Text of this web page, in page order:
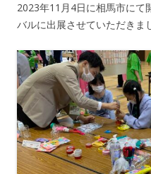
2023年11月4日に相馬市にて
バルに出展させていただきま